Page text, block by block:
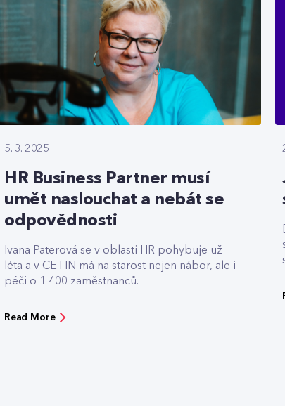
5. 3. 2025
HR Business Partner musí
umět naslouchat a nebát se
odpovědnosti
Ivana Paterová se v oblasti HR pohybuje už
léta a v CETIN má na starost nejen nábor, ale i
péči o 1 400 zaměstnanců.
Read More